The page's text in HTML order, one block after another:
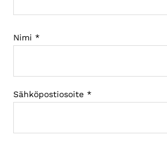
Nimi *
Sähköpostiosoite *